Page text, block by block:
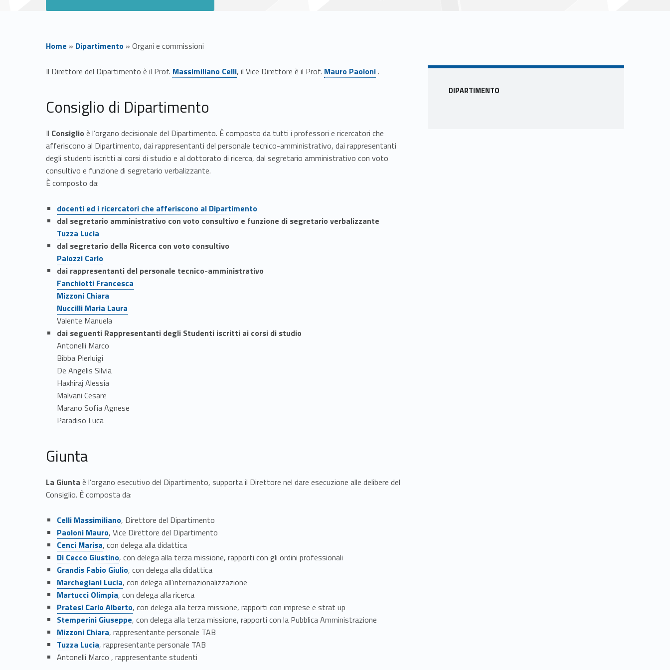
Home » Dipartimento » Organi e commissioni
O
r
g
a
n
i
e
c
o
m
m
o
n
i
Il Direttore del Dipartimento è il Prof. Link identifier #identifier__128525-1
Massimiliano Celli, il Vice Direttore è il Prof. Link identifier #identifier__72389-2
Mauro Paoloni.
Consiglio di Dipartimento
Il Consiglio è l’organo decisionale del Dipartimento. È composto da tutti i professori e ricercatori che
afferiscono al Dipartimento, dai rappresentanti del personale tecnico-amministrativo, dai rappresentanti
degli studenti iscritti ai corsi di studio e al dottorato di ricerca, dal segretario amministrativo con voto
consultivo e funzione di segretario verbalizzante.
È composto da:
Link identifier #identifier__135623-3
docenti ed i ricercatori che afferiscono al Dipartimento
dal segretario amministrativo con voto consultivo e funzione di segretario verbalizzante
Link identifier #identifier__183384-4
Tuzza Lucia
dal segretario della Ricerca con voto consultivo
Link identifier #identifier__195615-5
Palozzi Carlo
dai rappresentanti del personale tecnico-amministrativo
Link identifier #identifier__126443-6
Fanchiotti Francesca
Link identifier #identifier__14758-7
Mizzoni Chiara
Link identifier #identifier__93127-8
Nuccilli Maria Laura
Valente Manuela
dai seguenti Rappresentanti degli Studenti iscritti ai corsi di studio
Antonelli Marco
Bibba Pierluigi
De Angelis Silvia
Haxhiraj Alessia
Malvani Cesare
Marano Sofia Agnese
Paradiso Luca
Giunta
La Giunta è l’organo esecutivo del Dipartimento, supporta il Direttore nel dare esecuzione alle delibere del
Consiglio. È composta da:
Link identifier #identifier__7605-9
Celli Massimiliano, Direttore del Dipartimento
Link identifier #identifier__96203-10
Paoloni Mauro, Vice Direttore del Dipartimento
Link identifier #identifier__129929-11
Cenci Marisa, con delega alla didattica
Link identifier #identifier__104244-12
Di Cecco Giustino, con delega alla terza missione, rapporti con gli ordini professionali
Link identifier #identifier__47589-13
Grandis Fabio Giulio, con delega alla didattica
Link identifier #identifier__128670-14
Marchegiani Lucia, con delega all’internazionalizzazione
Link identifier #identifier__14260-15
Martucci Olimpia, con delega alla ricerca
Link identifier #identifier__52694-16
Pratesi Carlo Alberto, con delega alla terza missione, rapporti con imprese e strat up
Link identifier #identifier__53761-17
Stemperini Giuseppe, con delega alla terza missione, rapporti con la Pubblica Amministrazione
Link identifier #identifier__165344-18
Mizzoni Chiara, rappresentante personale TAB
Link identifier #identifier__70777-19
Tuzza Lucia, rappresentante personale TAB
Antonelli Marco , rappresentante studenti
Sidebar
DIPARTIMENTO